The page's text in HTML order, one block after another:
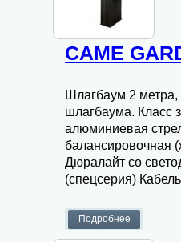
CAME
Шлагбаум 2 метра,
шлагбаума. Класс
алюминиевая
балансировочная
Дюралайт со
(спецсерия)